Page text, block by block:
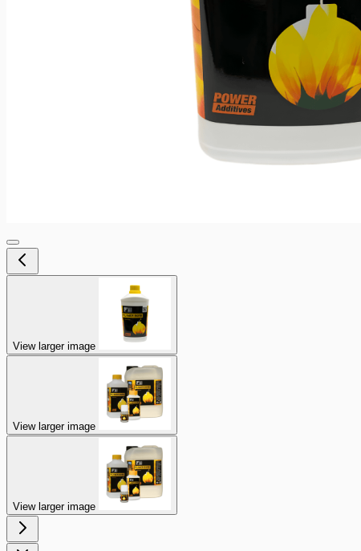
View larger image
View larger image
View larger image